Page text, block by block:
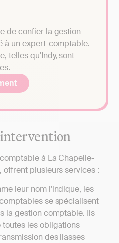
de confier la gestion
à un expert-comptable.
telles qu'Indy, sont
à La Chapelle-
plusieurs services :
leur nom l'indique, les
se spécialisent
la gestion comptable. Ils
les obligations
des liasses